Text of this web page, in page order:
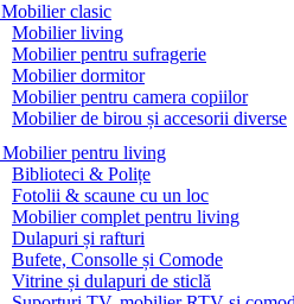
Mobilier clasic
Mobilier living
Mobilier pentru sufragerie
Mobilier dormitor
Mobilier pentru camera copiilor
Mobilier de birou și accesorii diverse
Mobilier pentru living
Biblioteci & Polițe
Fotolii & scaune cu un loc
Mobilier complet pentru living
Dulapuri și rafturi
Bufete, Consolle și Comode
Vitrine și dulapuri de sticlă